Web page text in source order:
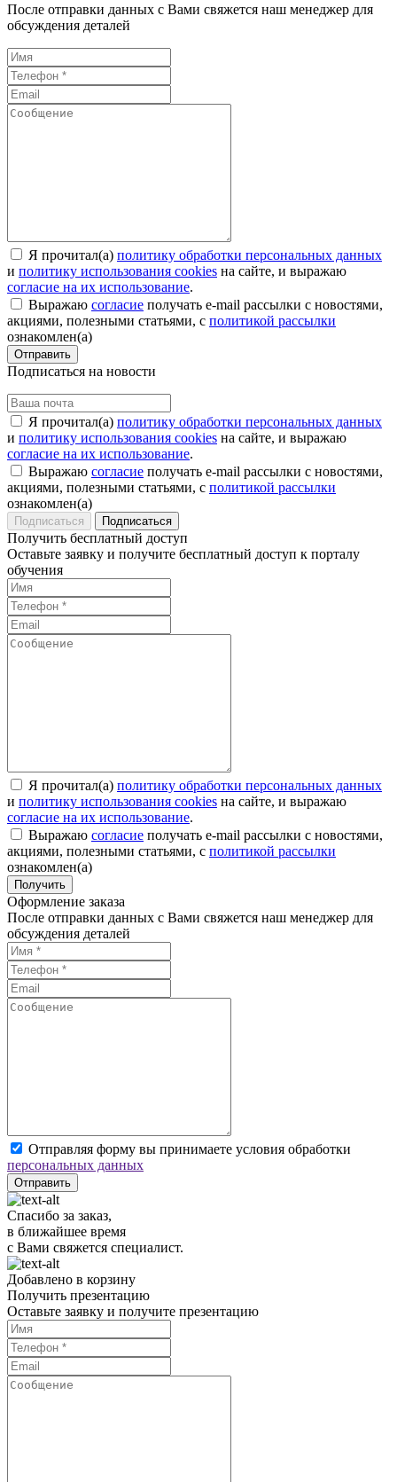
После отправки данных с Вами свяжется наш менеджер для
обсуждения деталей
Я прочитал(а) политику обработки персональных данных
и политику использования cookies на сайте, и выражаю
согласие на их использование.
Выражаю согласие получать e-mail рассылки с новостями,
акциями, полезными статьями, с политикой рассылки
ознакомлен(а)
Отправить
Подписаться на новости
Я прочитал(а) политику обработки персональных данных
и политику использования cookies на сайте, и выражаю
согласие на их использование.
Выражаю согласие получать e-mail рассылки с новостями,
акциями, полезными статьями, с политикой рассылки
ознакомлен(а)
Подписаться
Получить бесплатный доступ
Оставьте заявку и получите бесплатный доступ к порталу
обучения
Я прочитал(а) политику обработки персональных данных
и политику использования cookies на сайте, и выражаю
согласие на их использование.
Выражаю согласие получать e-mail рассылки с новостями,
акциями, полезными статьями, с политикой рассылки
ознакомлен(а)
Получить
Оформление заказа
После отправки данных с Вами свяжется наш менеджер для
обсуждения деталей
Отправляя форму вы принимаете условия обработки
персональных данных
Отправить
Спасибо за заказ,
в ближайшее время
с Вами свяжется специалист.
Добавлено в корзину
Получить презентацию
Оставьте заявку и получите презентацию